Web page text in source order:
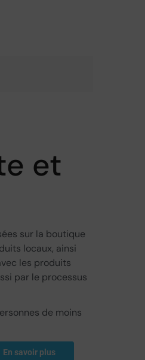
et
sur la boutique
locaux, ainsi
les produits
par le processus
de moins
En savoir plus